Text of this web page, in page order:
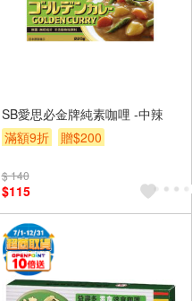
SB愛思必金牌純素咖哩 -中辣
滿額9折
贈$200
$ 140
$115